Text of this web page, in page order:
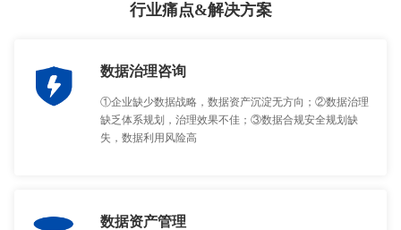
行业痛点&解决方案
数据治理咨询
①企业缺少数据战略，数据资产沉淀无方向；②数据治理
缺乏体系规划，治理效果不佳；③数据合规安全规划缺
失，数据利用风险高
数据资产管理